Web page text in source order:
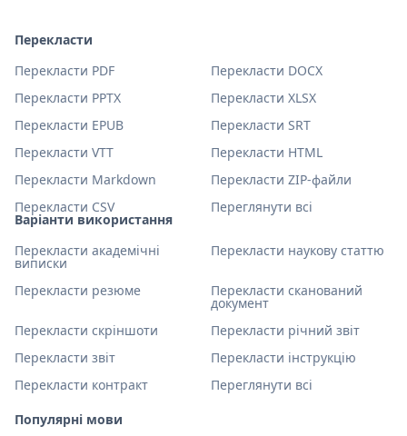
Варіанти використання
Перекласти академічні
виписки
Перекласти наукову статтю
Перекласти резюме Перекласти сканований
документ
Перекласти скріншоти
Перекласти річний звіт
Перекласти звіт
Перекласти інструкцію
Перекласти контракт
Переглянути всі
Популярні мови
Перекласти
Перекласти PDF
Перекласти DOCX
Перекласти PPTX
Перекласти XLSX
Перекласти EPUB
Перекласти SRT
Перекласти VTT
Перекласти HTML
Перекласти Markdown
Перекласти ZIP-файли
Перекласти CSV
Переглянути всі